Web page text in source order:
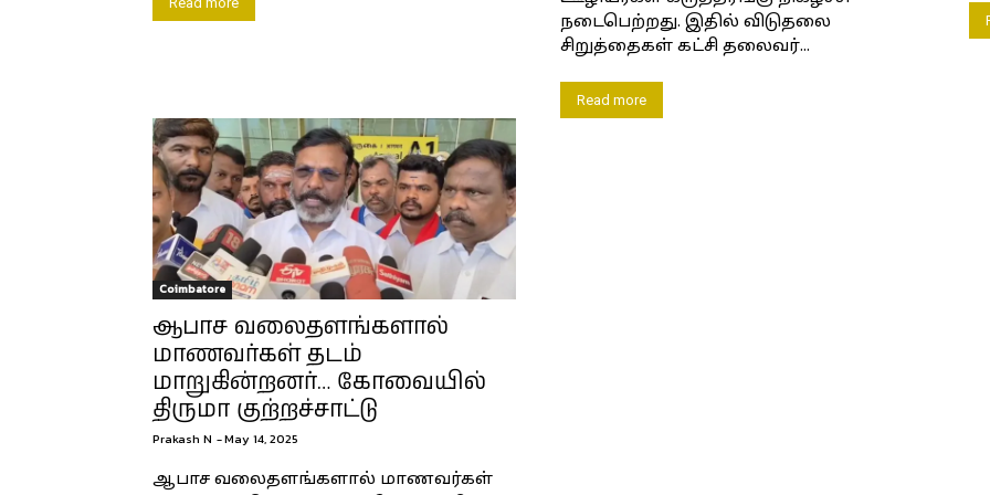
நடைபெற்றது. இதில் விடுதலை
சிறுத்தைகள் கட்சி தலைவர்...
Read more
Coimbatore
ஆபாச வலைதளங்களால்
மாணவர்கள் தடம்
மாறுகின்றனர்… கோவையில்
திருமா குற்றச்சாட்டு
Prakash N -May 14, 2025
ஆபாச வலைதளங்களால் மாணவர்கள்